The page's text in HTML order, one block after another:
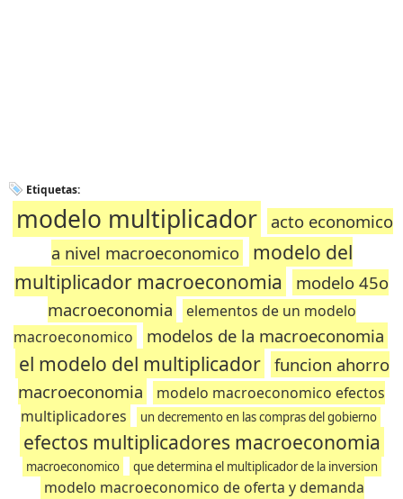
Etiquetas:
modelo multiplicador
acto economico
a nivel macroeconomico
modelo del
multiplicador macroeconomia
modelo 45o
macroeconomia
elementos de un modelo
macroeconomico
modelos de la macroeconomia
el modelo del multiplicador funcion ahorro
macroeconomia
modelo macroeconomico efectos
multiplicadores
un decremento en las compras del gobierno
efectos multiplicadores macroeconomia
macroeconomico que determina el multiplicador de la inversion
modelo macroeconomico de oferta y demanda